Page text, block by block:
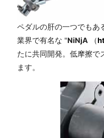
ペダルの肝の一つでもあ
業界で有名な "NiNjA （
たに共同開発。低摩擦で
ます。